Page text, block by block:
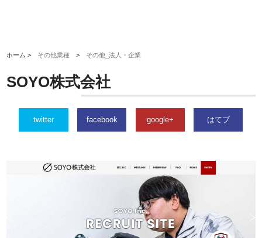
ホーム > その他業種 > その他_法人・企業
SOYO株式会社
twitter facebook google+ はてブ